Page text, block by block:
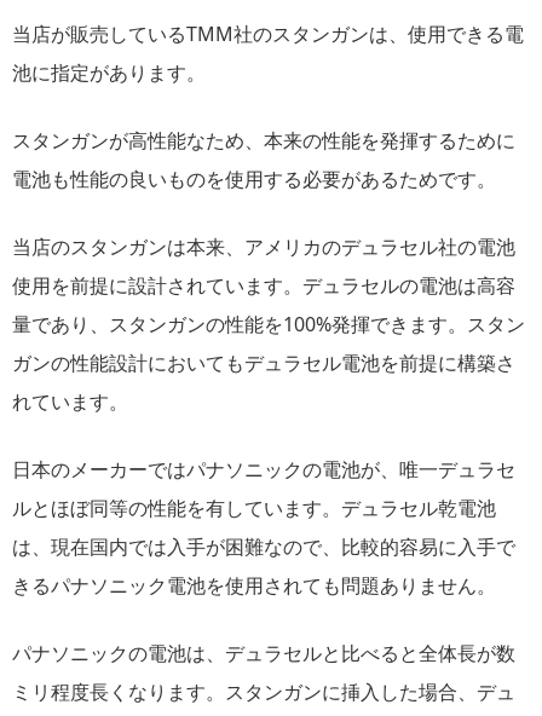
当店が販売しているTMM社のスタンガンは、使用できる電
池に指定があります。
スタンガンが高性能なため、本来の性能を発揮するために
電池も性能の良いものを使用する必要があるためです。
当店のスタンガンは本来、アメリカのデュラセル社の電池
使用を前提に設計されています。デュラセルの電池は高容
量であり、スタンガンの性能を100%発揮できます。スタン
ガンの性能設計においてもデュラセル電池を前提に構築さ
れています。
日本のメーカーではパナソニックの電池が、唯一デュラセ
ルとほぼ同等の性能を有しています。デュラセル乾電池
は、現在国内では入手が困難なので、比較的容易に入手で
きるパナソニック電池を使用されても問題ありません。
パナソニックの電池は、デュラセルと比べると全体長が数
ミリ程度長くなります。スタンガンに挿入した場合、デュ